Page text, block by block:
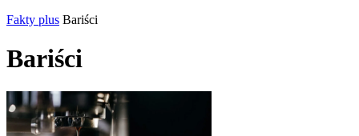
Fakty plus Bariści
Bariści